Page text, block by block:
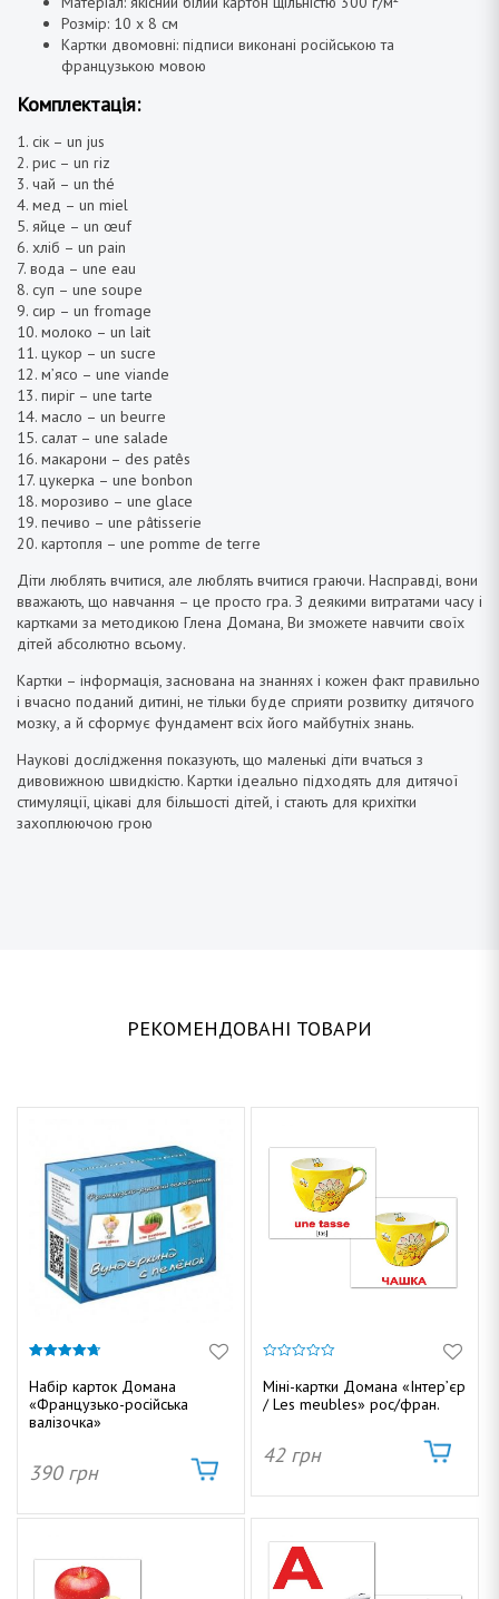
Розмір: 10 х 8 см
Картки двомовні: підписи виконані російською та
французькою мовою
Комплектація:
1. сік – un jus
2. рис – un riz
3. чай – un thé
4. мед – un miel
5. яйце – un œuf
6. хліб – un pain
7. вода – une eau
8. суп – une soupe
9. сир – un fromage
10. молоко – un lait
11. цукор – un sucre
12. м’ясо – une viande
13. пиріг – une tarte
14. масло – un beurre
15. салат – une salade
16. макарони – des patês
17. цукерка – une bonbon
18. морозиво – une glace
19. печиво – une pâtisserie
20. картопля – une pomme de terre
Діти люблять вчитися, але люблять вчитися граючи. Насправді, вони
вважають, що навчання – це просто гра. З деякими витратами часу і
картками за методикою Глена Домана, Ви зможете навчити своїх
дітей абсолютно всьому.
Картки – інформація, заснована на знаннях і кожен факт правильно
і вчасно поданий дитині, не тільки буде сприяти розвитку дитячого
мозку, а й сформує фундамент всіх його майбутніх знань.
Наукові дослідження показують, що маленькі діти вчаться з
дивовижною швидкістю. Картки ідеально підходять для дитячої
стимуляції, цікаві для більшості дітей, і стають для крихітки
захоплюючою грою
РЕКОМЕНДОВАНІ ТОВАРИ
з 5
Набір карток Домана
«Французько-російська
валізочка»
390 грн
з
5
Міні-картки Домана «Інтер’єр
/ Les meubles» рос/фран.
42 грн